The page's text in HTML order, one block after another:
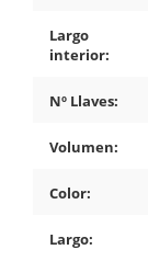
Largo
interior:
Nº Llaves:
Volumen:
Color:
Largo: